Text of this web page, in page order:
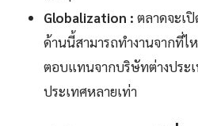
Globalization : ตลาดจะเ
ด้านนี้สามารถทำงานจากที่ไ
ตอบแทนจากบริษัทต่างประ
ประเทศหลายเท่า